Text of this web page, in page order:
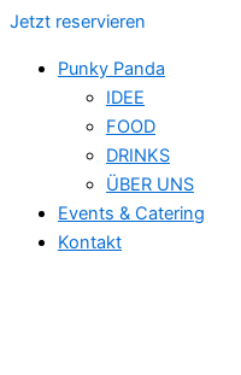
Jetzt reservieren
Punky Panda
IDEE
FOOD
DRINKS
ÜBER UNS
Events & Catering
Kontakt